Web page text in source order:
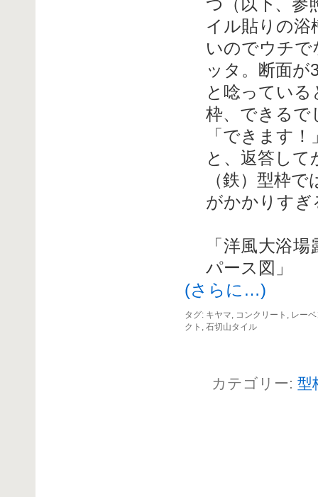
つ（以下、参
イル貼りの浴
いのでウチで
ッタ。断面が
と唸ってい
枠、できるで
「できます
と、返答し
（鉄）型枠
がかかりすぎ
「洋風大浴
パース図」
(さらに…)
タグ: キヤマ, コンクリート , レー
クト , 石切山タイル
カテゴリー: 型